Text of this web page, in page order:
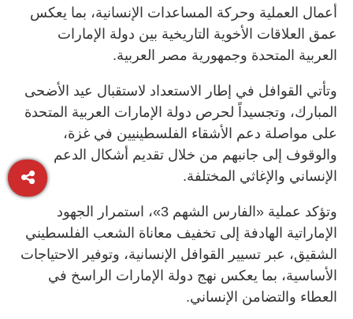
أعمال العملية وحركة المساعدات الإنسانية، بما يعكس
عمق العلاقات الأخوية التاريخية بين دولة الإمارات
العربية المتحدة وجمهورية مصر العربية.
وتأتي القوافل في إطار الاستعداد لاستقبال عيد الأضحى
المبارك، وتجسيداً لحرص دولة الإمارات العربية المتحدة
على مواصلة دعم الأشقاء الفلسطينيين في غزة،
والوقوف إلى جانبهم من خلال تقديم أشكال الدعم
الإنساني والإغاثي المختلفة.
وتؤكد عملية «الفارس الشهم 3»، استمرار الجهود
الإماراتية الهادفة إلى تخفيف معاناة الشعب الفلسطيني
الشقيق، عبر تسيير القوافل الإنسانية، وتوفير الاحتياجات
الأساسية، بما يعكس نهج دولة الإمارات الراسخ في
العطاء والتضامن الإنساني.